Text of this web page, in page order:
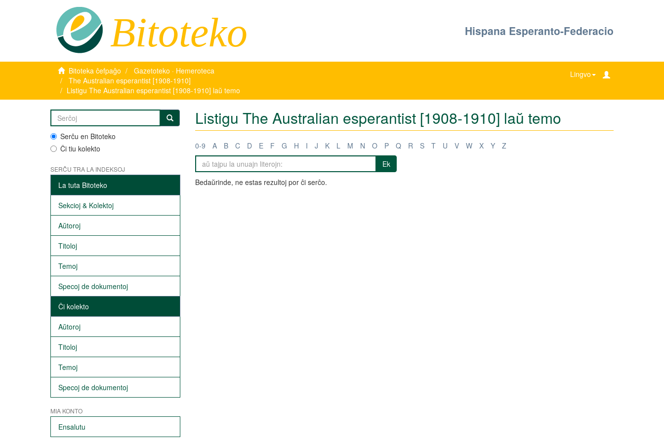
Bitoteko Hispana Esperanto-Federacio
Bitoteka ĉefpaĝo
Gazetoteko · Hemeroteca
The Australian esperantist [1908-1910]
Listigu The Australian esperantist [1908-1910] laŭ temo
Lingvo
Serĉu en Bitoteko
Ĉi tiu kolekto
SERĈU TRA LA INDEKSOJ
La tuta Bitoteko
Sekcioj & Kolektoj
Aŭtoroj
Titoloj
Temoj
Specoj de dokumentoj
Ĉi kolekto
Aŭtoroj
Titoloj
Temoj
Specoj de dokumentoj
MIA KONTO
Ensalutu
Listigu The Australian esperantist [1908-1910] laŭ temo
0-9 A B C D E F G H I J K L M N O P Q R S T U V W X Y
Z
Ek
Bedaŭrinde, ne estas rezultoj por ĉi serĉo.